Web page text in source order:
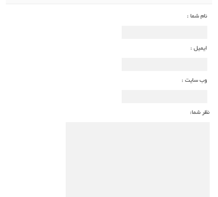
نام شما :
ایمیل :
وب سایت :
نظر شما: